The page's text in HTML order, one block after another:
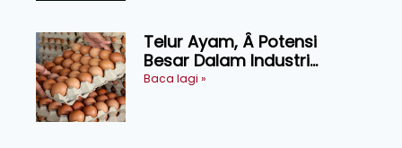
Telur Ayam, Â Potensi
Besar Dalam Industri
Makanan, Kosmetik dan
Baca lagi »